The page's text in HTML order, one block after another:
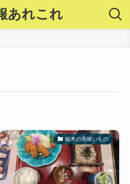
あれこれ
栃木の美味いもの